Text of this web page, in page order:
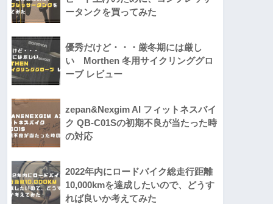
ータンクを買ってみた
優秀だけど・・・厳冬期には厳し
い Morthen 冬用サイクリンググロ
ーブ レビュー
zepan&Nexgim AI フィットネスバイ
ク QB-C01Sの初期不良が当たった時
の対応
2022年内にロードバイク総走行距離
10,000kmを達成したいので、どうす
れば良いか考えてみた